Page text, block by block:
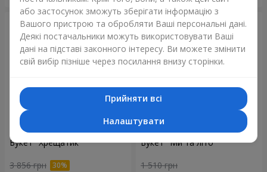
Букет "Хрещатик"
3 856 грн
Букет "Ми та літо"
1 510 грн
або застосунок зможуть зберігати інформацію з
Вашого пристрою та обробляти Ваші персональні дані.
Деякі постачальники можуть використовувати Ваші
дані на підставі законного інтересу. Ви можете змінити
свій вибір пізніше через посилання внизу сторінки.
Прийняти всі
Налаштувати